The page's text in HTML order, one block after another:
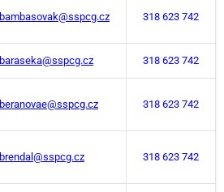
bambasovak@sspcg.cz 318 623 742
baraseka@sspcg.cz 318 623 742
beranovae@sspcg.cz 318 623 742
brendal@sspcg.cz 318 623 742